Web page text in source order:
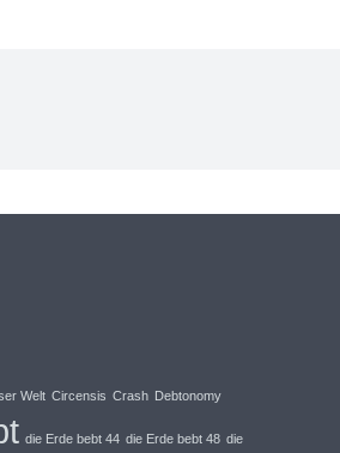
Welt Circensis Crash Debtonomy
die Erde bebt 44 die Erde bebt 48 die